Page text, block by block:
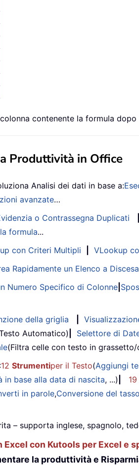
contenente la formula
Produttività in Office
Analisi dei dati in base a:
avanzate…
o Contrassegna Duplicati
formula...
con Criteri Multipli VLookup
Rapidamente un Elenco a Discesa
Numero Specifico di Colonne
della griglia
Automatico) Selettore di
(Filtra celle con testo in
:12 Strumentiper il Testo(Aggiungi
in base alla data di nascita, ...) 19
in parole,Conversione del
– supporta inglese, spagnolo,
con Kutools per Excel e
la produttività e